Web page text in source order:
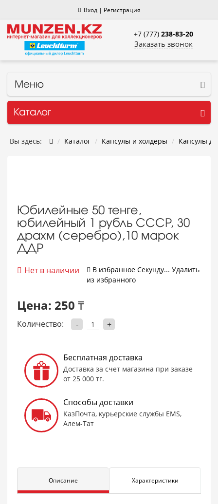
Вход| Регистрация
+7 (777) 238-83-20
Заказать звонок
Меню
Каталог
Вы здесь: Каталог Капсулы и холдеры Капсулы
Юбилейные 50 тенге,
юбилейный 1 рубль СССР, 30
драхм (серебро),10 марок
ДДР
Нет в наличии В избранное Cекунду... Удалить
из избранного
Цена: 250 ₸
Количество: - +
Бесплатная доставка
Доставка за счет магазина при заказе
от 25 000 тг.
Способы доставки
КазПочта, курьерские службы EMS,
Алем-Тат
Описание Характеристики